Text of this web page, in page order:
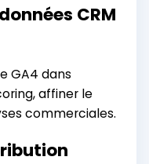
CRM
GA4 dans
affiner le
commerciales.